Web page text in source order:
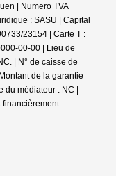
| Numero TVA
: SASU | Capital
23154 | Carte T :
00-00 | Lieu de
| N° de caisse de
de la garantie
du médiateur : NC |
financièrement